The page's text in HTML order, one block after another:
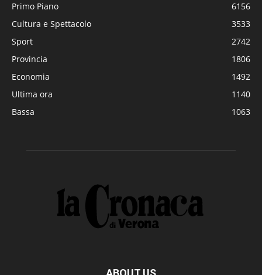
Primo Piano
6156
Cultura e Spettacolo
3533
Sport
2742
Provincia
1806
Economia
1492
Ultima ora
1140
Bassa
1063